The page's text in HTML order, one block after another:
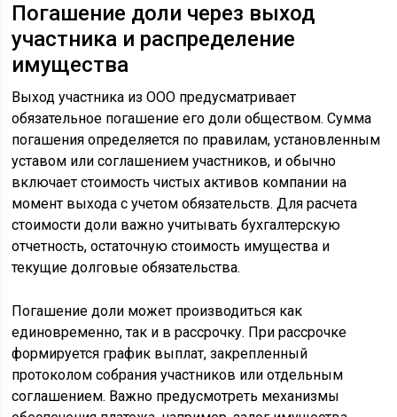
Погашение доли через выход
участника и распределение
имущества
Выход участника из ООО предусматривает
обязательное погашение его доли обществом. Сумма
погашения определяется по правилам, установленным
уставом или соглашением участников, и обычно
включает стоимость чистых активов компании на
момент выхода с учетом обязательств. Для расчета
стоимости доли важно учитывать бухгалтерскую
отчетность, остаточную стоимость имущества и
текущие долговые обязательства.
Погашение доли может производиться как
единовременно, так и в рассрочку. При рассрочке
формируется график выплат, закрепленный
протоколом собрания участников или отдельным
соглашением. Важно предусмотреть механизмы